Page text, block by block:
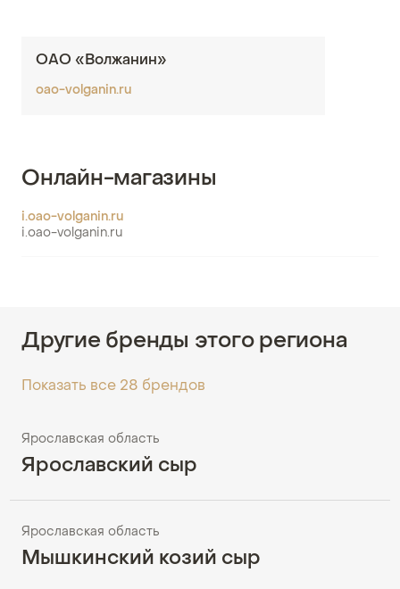
ОАО «Волжанин»
oao-volganin.ru
Онлайн-магазины
i.oao-volganin.ru
i.oao-volganin.ru
Другие бренды этого региона
Показать все 28 брендов
Ярославская область
Ярославский сыр
Ярославская область
Мышкинский козий сыр